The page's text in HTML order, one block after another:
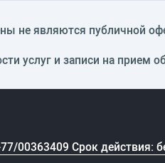
не являются публичной
услуг и записи на прием
00363409 Срок действия: